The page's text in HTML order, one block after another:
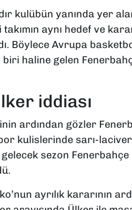
kulübün yanında yer
aynı hedef ve
Böylece Avrupa
haline gelen
iddiası
ardından gözler
kulislerinde sarı-
gelecek sezon
ayrılık kararının